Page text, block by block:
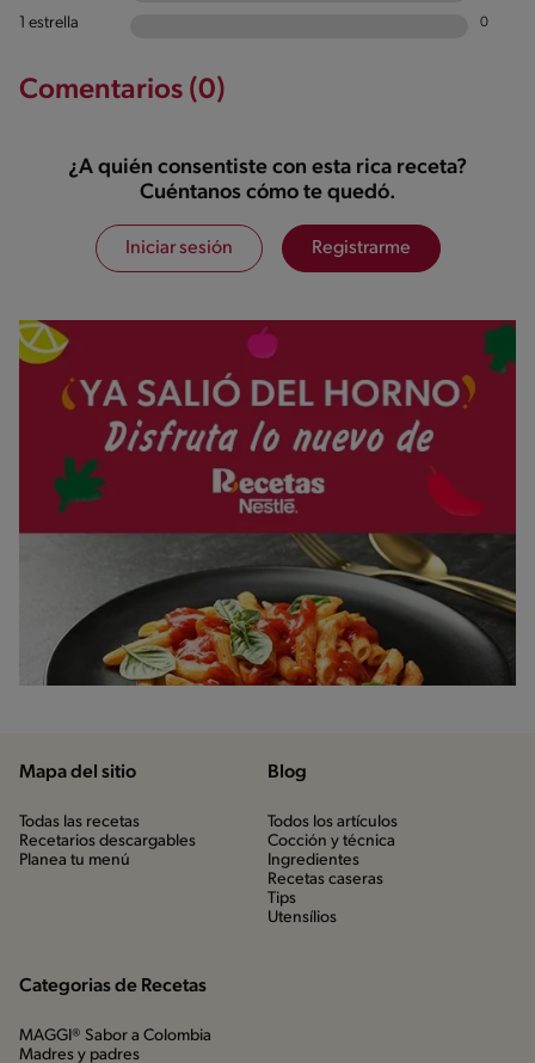
1 estrella 0
Comentarios (0)
¿A quién consentiste con esta rica receta?
Cuéntanos cómo te quedó.
Iniciar sesión Registrarme
Mapa del sitio
Todas las recetas
Recetarios descargables
Planea tu menú
Blog
Todos los artículos
Cocción y técnica
Ingredientes
Recetas caseras
Tips
Utensílios
Categorias de Recetas
MAGGI® Sabor a Colombia
Madres y padres